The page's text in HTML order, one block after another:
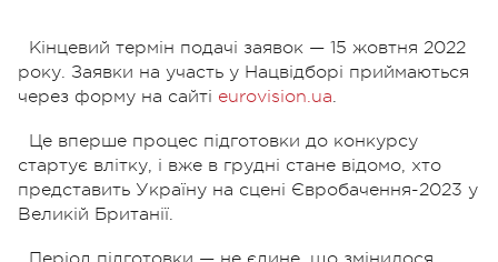
Кінцевий термін подачі заявок — 15 жовтня 2022
року. Заявки на участь у Нацвідборі приймаються
через форму на сайті eurovision.ua.
Це вперше процес підготовки до конкурсу
стартує влітку, і вже в грудні стане відомо, хто
представить Україну на сцені Євробачення-2023 у
Великій Британії.